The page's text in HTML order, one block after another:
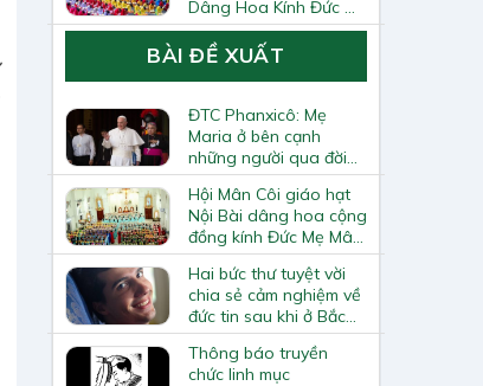
Dâng Hoa Kính Đức Mẹ
Tại Trung Tâm Thánh
Mẫu Từ Phong
BÀI ĐỀ XUẤT
ĐTC Phanxicô: Mẹ
Maria ở bên cạnh
những người qua đời
đơn độc trong đại dịch
Hội Mân Côi giáo hạt
Nội Bài dâng hoa cộng
đồng kính Đức Mẹ Mân
Côi
Hai bức thư tuyệt vời
chia sẻ cảm nghiệm về
đức tin sau khi ở Bắc
Ninh của anh tình
nguyện viên Augustin
Thông báo truyền
chức linh mục